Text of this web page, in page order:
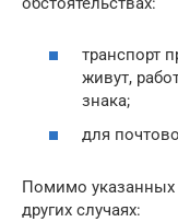
транспорт
живут,
знака;
для
Помимо указанных
других случаях: